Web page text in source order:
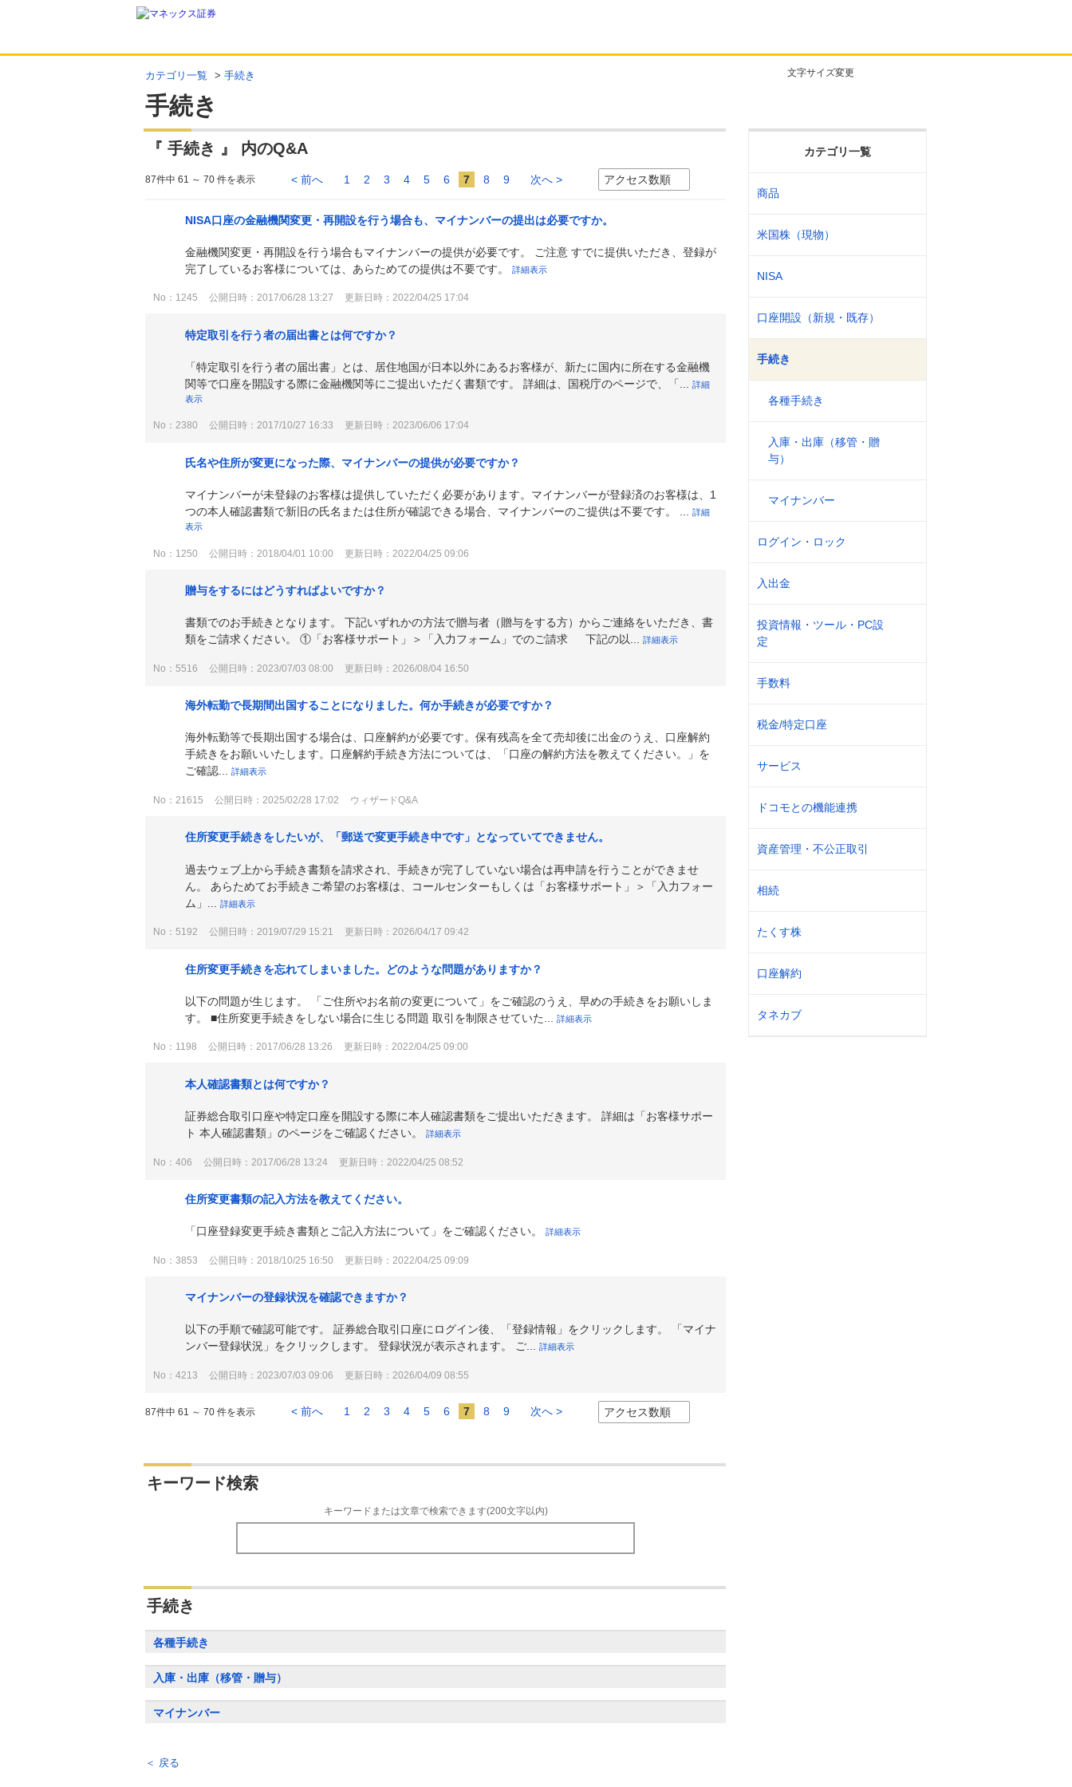
文字サイズ変更
カテゴリ一覧 > 手続き
手続き
カテゴリ一覧
商品
米国株（現物）
NISA
口座開設（新規・既存）
手続き
各種手続き
入庫・出庫（移管・贈
与）
マイナンバー
ログイン・ロック
入出金
投資情報・ツール・PC設
定
手数料
税金/特定口座
サービス
ドコモとの機能連携
資産管理・不公正取引
相続
たくす株
口座解約
タネカブ
『 手続き 』 内のQ&A
87件中 61 ～ 70 件を表示 < 前へ 1 2 3 4 5 6 7 8 9 次へ >
NISA口座の金融機関変更・再開設を行う場合も、マイナンバーの提出は必要ですか。
金融機関変更・再開設を行う場合もマイナンバーの提供が必要です。 ご注意 すでに提供いただき、登録が
完了しているお客様については、あらためての提供は不要です。詳細表示
No：1245 公開日時：2017/06/28 13:27 更新日時：2022/04/25 17:04
特定取引を行う者の届出書とは何ですか？
「特定取引を行う者の届出書」とは、居住地国が日本以外にあるお客様が、新たに国内に所在する金融機
関等で口座を開設する際に金融機関等にご提出いただく書類です。 詳細は、国税庁のページで、「...詳細
表示
No：2380 公開日時：2017/10/27 16:33 更新日時：2023/06/06 17:04
氏名や住所が変更になった際、マイナンバーの提供が必要ですか？
マイナンバーが未登録のお客様は提供していただく必要があります。マイナンバーが登録済のお客様は、1
つの本人確認書類で新旧の氏名または住所が確認できる場合、マイナンバーのご提供は不要です。 ...詳細
表示
No：1250 公開日時：2018/04/01 10:00 更新日時：2022/04/25 09:06
贈与をするにはどうすればよいですか？
書類でのお手続きとなります。 下記いずれかの方法で贈与者（贈与をする方）からご連絡をいただき、書
類をご請求ください。 ①「お客様サポート」＞「入力フォーム」でのご請求 下記の以...詳細表示
No：5516 公開日時：2023/07/03 08:00 更新日時：2026/08/04 16:50
海外転勤で長期間出国することになりました。何か手続きが必要ですか？
海外転勤等で長期出国する場合は、口座解約が必要です。保有残高を全て売却後に出金のうえ、口座解約
手続きをお願いいたします。口座解約手続き方法については、「口座の解約方法を教えてください。」を
ご確認...詳細表示
No：21615 公開日時：2025/02/28 17:02 ウィザードQ&A
住所変更手続きをしたいが、「郵送で変更手続き中です」となっていてできません。
過去ウェブ上から手続き書類を請求され、手続きが完了していない場合は再申請を行うことができませ
ん。 あらためてお手続きご希望のお客様は、コールセンターもしくは「お客様サポート」＞「入力フォー
ム」...詳細表示
No：5192 公開日時：2019/07/29 15:21 更新日時：2026/04/17 09:42
住所変更手続きを忘れてしまいました。どのような問題がありますか？
以下の問題が生じます。 「ご住所やお名前の変更について」をご確認のうえ、早めの手続きをお願いしま
す。 ■住所変更手続きをしない場合に生じる問題 取引を制限させていた...詳細表示
No：1198 公開日時：2017/06/28 13:26 更新日時：2022/04/25 09:00
本人確認書類とは何ですか？
証券総合取引口座や特定口座を開設する際に本人確認書類をご提出いただきます。 詳細は「お客様サポー
ト 本人確認書類」のページをご確認ください。詳細表示
No：406 公開日時：2017/06/28 13:24 更新日時：2022/04/25 08:52
住所変更書類の記入方法を教えてください。
「口座登録変更手続き書類とご記入方法について」をご確認ください。詳細表示
No：3853 公開日時：2018/10/25 16:50 更新日時：2022/04/25 09:09
マイナンバーの登録状況を確認できますか？
以下の手順で確認可能です。 証券総合取引口座にログイン後、「登録情報」をクリックします。 「マイナ
ンバー登録状況」をクリックします。 登録状況が表示されます。 ご...詳細表示
No：4213 公開日時：2023/07/03 09:06 更新日時：2026/04/09 08:55
87件中 61 ～ 70 件を表示 < 前へ 1 2 3 4 5 6 7 8 9 次へ >
キーワード検索
キーワードまたは文章で検索できます(200文字以内)
手続き
各種手続き
入庫・出庫（移管・贈与）
マイナンバー
＜ 戻る